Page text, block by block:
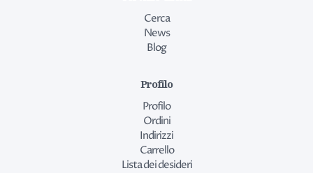
Cerca
News
Blog
Profilo
Profilo
Ordini
Indirizzi
Carrello
Lista dei desideri